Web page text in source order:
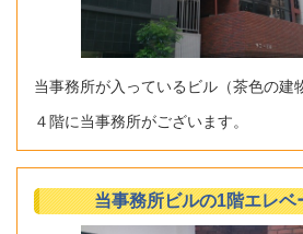
当事務所が入っているビル（茶色の建
４階に当事務所がございます。
当事務所ビルの1階エレベ